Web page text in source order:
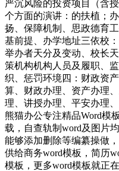
严沉风险的投资项目（含
个方面的演讲：的扶植；
扬、保障机制、思政德育
基前提、办学地址三依校
举办者天分及变动、校长
策机构机构人员及履职、
织、惩罚环境四：财政资
算、财政办理、资产办理
理、讲授办理、平安办理
熊猫办公专注精品Word模
载，自查轨制word及图片
能够添加删除等编纂操做
供给商务word模板，简历
模板，更多word模板就正在